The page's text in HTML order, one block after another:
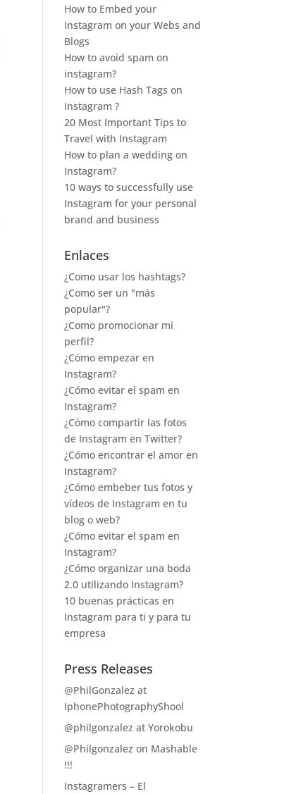
How to Embed your
Instagram on your Webs and
Blogs
How to avoid spam on
instagram?
How to use Hash Tags on
Instagram ?
20 Most Important Tips to
Travel with Instagram
How to plan a wedding on
Instagram?
10 ways to successfully use
Instagram for your personal
brand and business
Enlaces
¿Como usar los hashtags?
¿Como ser un "más
popular"?
¿Como promocionar mi
perfil?
¿Cómo empezar en
Instagram?
¿Cómo evitar el spam en
Instagram?
¿Cómo compartir las fotos
de Instagram en Twitter?
¿Cómo encontrar el amor en
Instagram?
¿Cómo embeber tus fotos y
vídeos de Instagram en tu
blog o web?
¿Cómo evitar el spam en
Instagram?
¿Cómo organizar una boda
2.0 utilizando Instagram?
10 buenas prácticas en
Instagram para ti y para tu
empresa
Press Releases
@PhilGonzalez at
IphonePhotographyShool
@philgonzalez at Yorokobu
@Philgonzalez on Mashable
!!!
Instagramers – El